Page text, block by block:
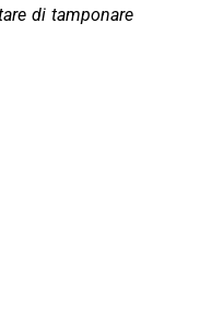
di tamponare